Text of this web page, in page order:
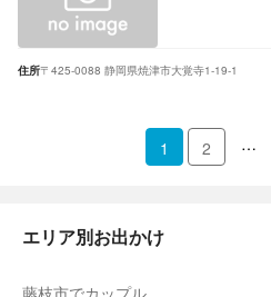
住所〒425-0088 静岡県焼津市大覚寺1-19-1
1 2 …
エリア別お出かけ
藤枝市でカップル